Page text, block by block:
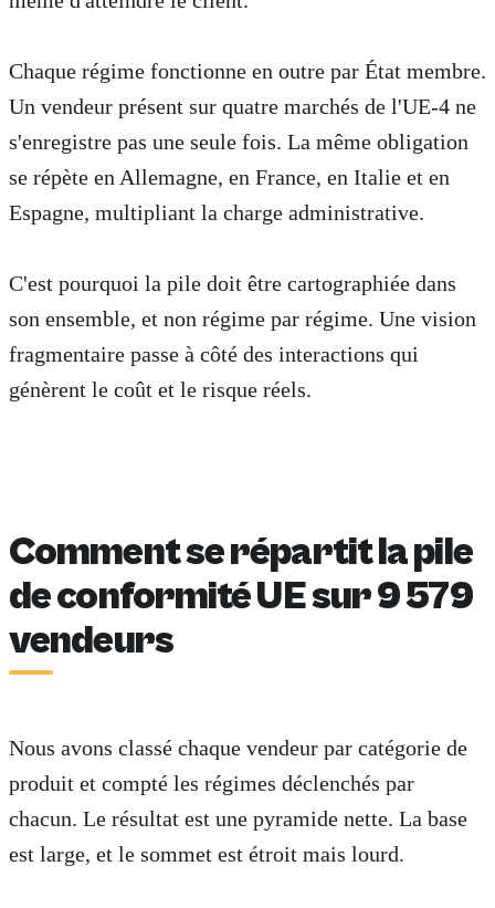
Chaque régime fonctionne en outre par État membre.
Un vendeur présent sur quatre marchés de l'UE-4 ne
s'enregistre pas une seule fois. La même obligation
se répète en Allemagne, en France, en Italie et en
Espagne, multipliant la charge administrative.
C'est pourquoi la pile doit être cartographiée dans
son ensemble, et non régime par régime. Une vision
fragmentaire passe à côté des interactions qui
génèrent le coût et le risque réels.
Comment se répartit la pile
de conformité UE sur 9 579
vendeurs
Nous avons classé chaque vendeur par catégorie de
produit et compté les régimes déclenchés par
chacun. Le résultat est une pyramide nette. La base
est large, et le sommet est étroit mais lourd.